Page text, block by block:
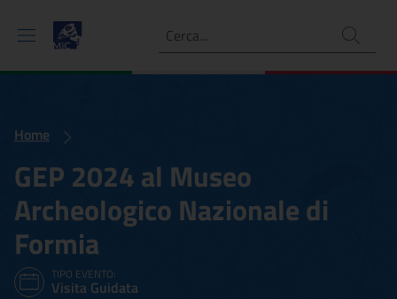
Ricerca
Home
GEP 2024 al Museo
Archeologico Nazionale di
Formia
TIPO EVENTO:
Visita Guidata